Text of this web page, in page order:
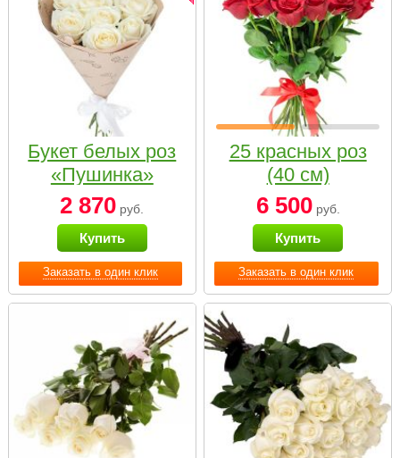
Заказать в один клик
Букет белых роз
«Пушинка»
2 870 руб.
Купить
Заказать в один клик
25 красных роз
(40 см)
6 500руб.
Купить